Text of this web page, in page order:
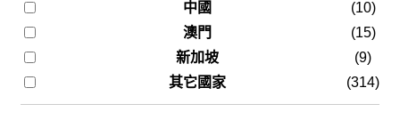
中國
(10)
澳門
(15)
新加坡
(9)
其它國家
(314)